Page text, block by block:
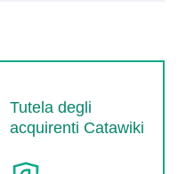
Tutela degli
acquirenti Catawiki